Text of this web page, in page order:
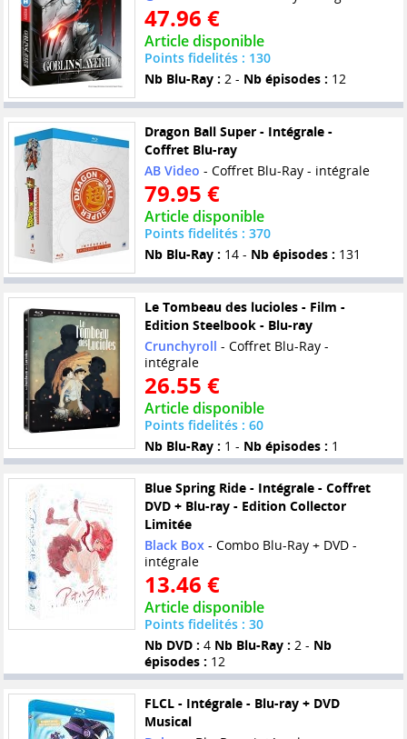
47.96 €
Article disponible
Points fidelités : 130
Nb Blu-Ray : 2 - Nb épisodes : 12
Dragon Ball Super - Intégrale -
Coffret Blu-ray
AB Video - Coffret Blu-Ray - intégrale
79.95 €
Article disponible
Points fidelités : 370
Nb Blu-Ray : 14 - Nb épisodes : 131
Le Tombeau des lucioles - Film -
Edition Steelbook - Blu-ray
Crunchyroll - Coffret Blu-Ray -
intégrale
26.55 €
Article disponible
Points fidelités : 60
Nb Blu-Ray : 1 - Nb épisodes : 1
Blue Spring Ride - Intégrale - Coffret
DVD + Blu-ray - Edition Collector
Limitée
Black Box - Combo Blu-Ray + DVD -
intégrale
13.46 €
Article disponible
Points fidelités : 30
Nb DVD : 4 Nb Blu-Ray : 2 - Nb
épisodes : 12
FLCL - Intégrale - Blu-ray + DVD
Musical